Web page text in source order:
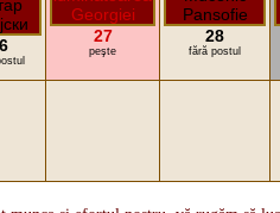
27
peşte
28
fără postul